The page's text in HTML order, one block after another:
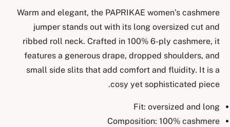
Warm and elegant, the PAPRIKAE women’s cashmere
jumper stands out with its long oversized cut and
ribbed roll neck. Crafted in 100% 6-ply cashmere, it
features a generous drape, dropped shoulders, and
small side slits that add comfort and fluidity. It is a
cosy yet sophisticated piece.
Fit: oversized and long
Composition: 100% cashmere